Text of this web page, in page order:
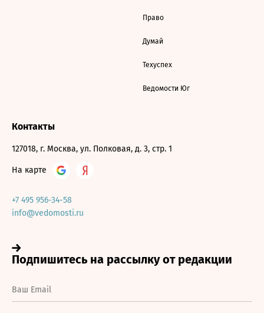
Право
Думай
Техуспех
Ведомости Юг
Контакты
127018, г. Москва, ул. Полковая, д. 3, стр. 1
На карте
+7 495 956-34-58
info@vedomosti.ru